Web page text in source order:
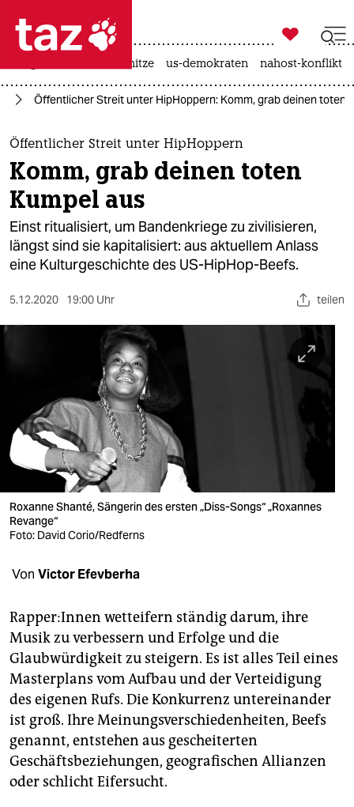
 taz zahl ich
taz zahl ich
themen
politik
öko
gesellschaft
sport
wahrheit
verlag
verlag
veranstaltungen
unterstützen
abo
genossenschaft
epaper login

taz zahl ich
hitze us-demokraten nahost-konflikt
Öffentlicher Streit unter HipHoppern: Komm, grab deinen toten
Öffentlicher Streit unter HipHoppern
Komm, grab deinen toten
Kumpel aus
Einst ritualisiert, um Bandenkriege zu zivilisieren,
längst sind sie kapitalisiert: aus aktuellem Anlass
eine Kulturgeschichte des US-HipHop-Beefs.
5.12.2020 19:00 Uhr teilen
Roxanne Shanté, Sängerin des ersten „Diss-Songs“ „Roxannes
Revange“
Foto: David Corio/Redferns
Von Victor Efevberha
Rapper:Innen wetteifern ständig darum, ihre
Musik zu verbessern und Erfolge und die
Glaubwürdigkeit zu steigern. Es ist alles Teil eines
Masterplans vom Aufbau und der Verteidigung
des eigenen Rufs. Die Konkurrenz untereinander
ist groß. Ihre Meinungsverschiedenheiten, Beefs
genannt, entstehen aus gescheiterten
Geschäftsbeziehungen, geografischen Allianzen
oder schlicht Eifersucht.